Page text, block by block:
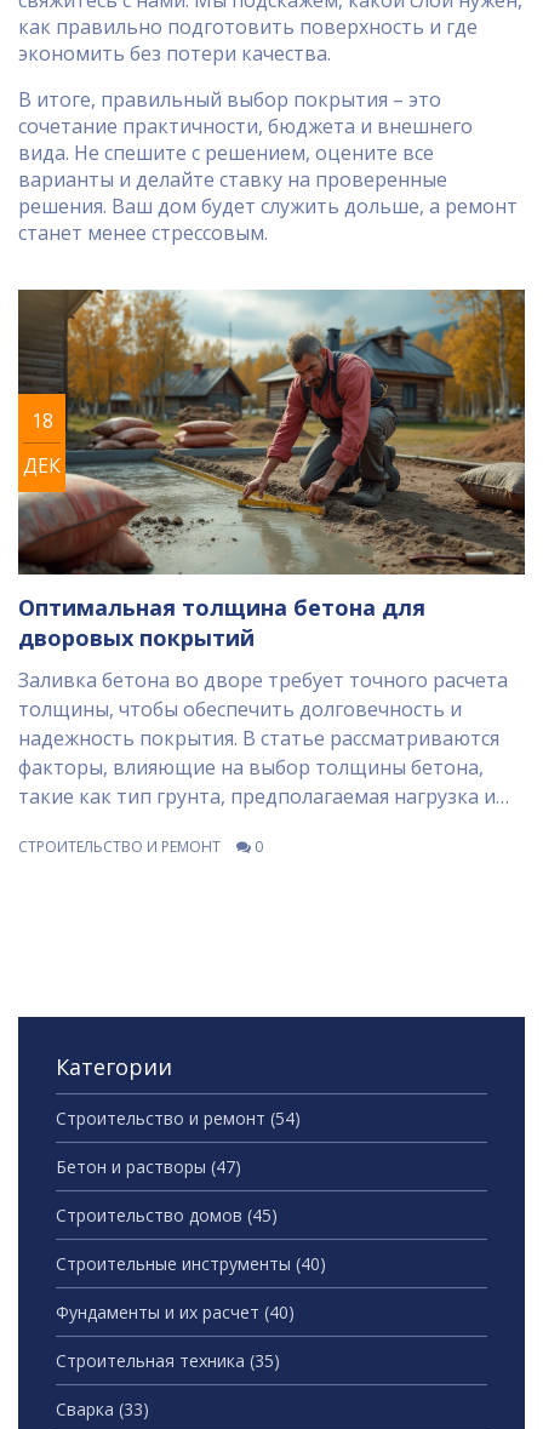
как правильно подготовить поверхность и где
экономить без потери качества.
В итоге, правильный выбор покрытия – это
сочетание практичности, бюджета и внешнего
вида. Не спешите с решением, оцените все
варианты и делайте ставку на проверенные
решения. Ваш дом будет служить дольше, а ремонт
станет менее стрессовым.
18
ДЕК
Оптимальная толщина бетона для
дворовых покрытий
Заливка бетона во дворе требует точного расчета
толщины, чтобы обеспечить долговечность и
надежность покрытия. В статье рассматриваются
факторы, влияющие на выбор толщины бетона,
такие как тип грунта, предполагаемая нагрузка и
процессе подготовки основания и методах
СТРОИТЕЛЬСТВО И РЕМОНТ 0
Категории
Строительство и ремонт (54)
Бетон и растворы (47)
Строительство домов (45)
Строительные инструменты (40)
Фундаменты и их расчет (40)
Строительная техника (35)
Сварка (33)